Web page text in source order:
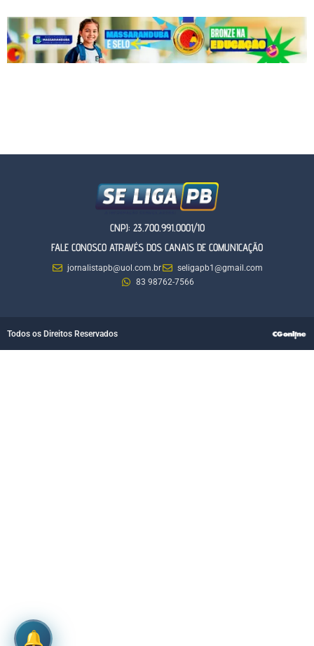
CNPJ: 23.700.991.0001/10
FALE CONOSCO ATRAVÉS DOS CANAIS DE COMUNICAÇÃO
jornalistapb@uol.com.br
seligapb1@gmail.com
83 98762-7566
Todos os Direitos Reservados